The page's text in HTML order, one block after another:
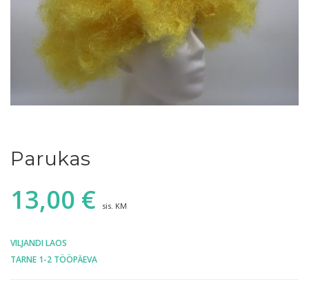
Parukas
13,00 € sis. KM
VILJANDI LAOS
TARNE 1-2 TÖÖPÄEVA